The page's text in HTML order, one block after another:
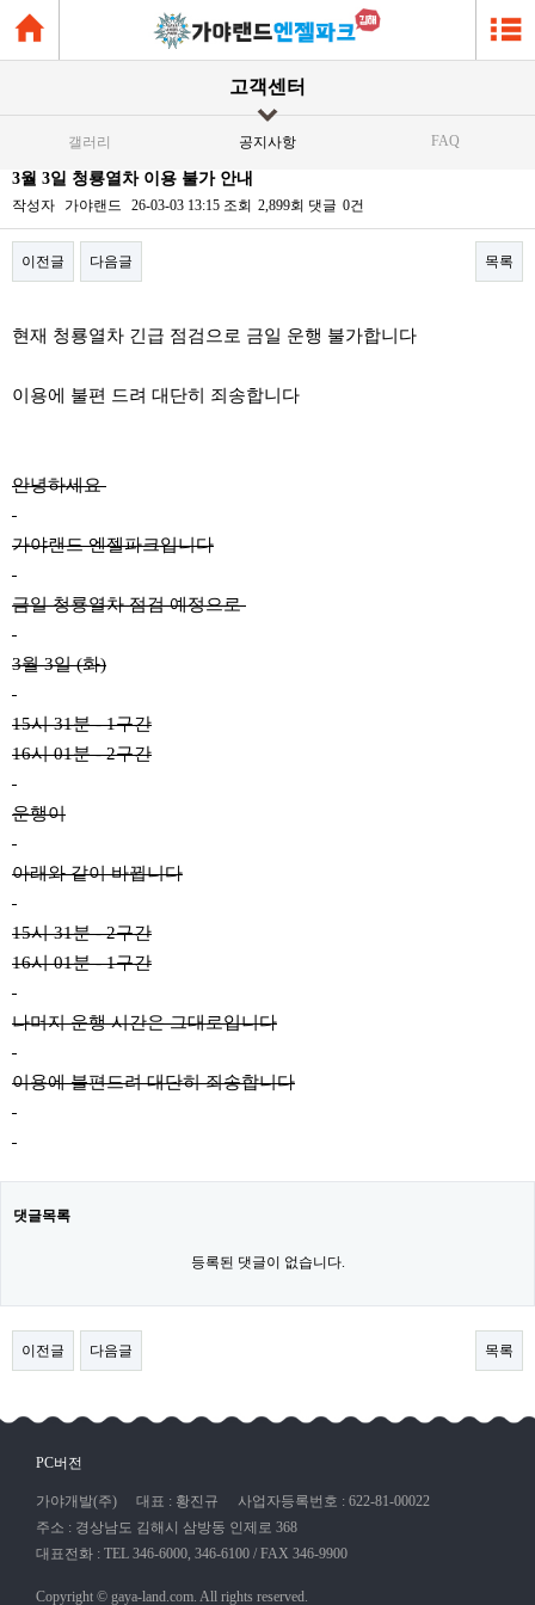
고객센터
갤러리 공지사항 FAQ
3월 3일 청룡열차 이용 불가 안내
작성자 가야랜드 26-03-03 13:15 조회 2,899회 댓글 0건
이전글 다음글 목록
현재 청룡열차 긴급 점검으로 금일 운행 불가합니다
이용에 불편 드려 대단히 죄송합니다
안녕하세요
가야랜드 엔젤파크입니다
금일 청룡열차 점검 예정으로
3월 3일 (화)
15시 31분 - 1구간
16시 01분 - 2구간
운행이
아래와 같이 바뀝니다
15시 31분 - 2구간
16시 01분 - 1구간
나머지 운행 시간은 그대로입니다
이용에 불편드려 대단히 죄송합니다
댓글목록
등록된 댓글이 없습니다.
이전글 다음글 목록
PC버전
가야개발(주) 대표 : 황진규
사업자등록번호 : 622-81-00022
주소 : 경상남도 김해시 삼방동 인제로 368
대표전화 : TEL 346-6000, 346-6100 / FAX 346-9900
Copyright © gaya-land.com. All rights reserved.